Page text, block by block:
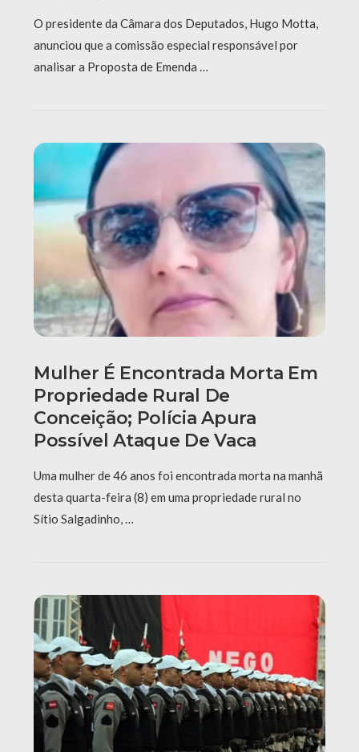
O presidente da Câmara dos Deputados, Hugo Motta,
anunciou que a comissão especial responsável por
analisar a Proposta de Emenda …
Mulher É Encontrada Morta Em
Propriedade Rural De
Conceição; Polícia Apura
Possível Ataque De Vaca
Uma mulher de 46 anos foi encontrada morta na manhã
desta quarta-feira (8) em uma propriedade rural no
Sítio Salgadinho, …